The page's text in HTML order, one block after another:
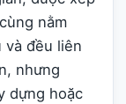
nằm
và đều liên
nhưng
dựng hoặc